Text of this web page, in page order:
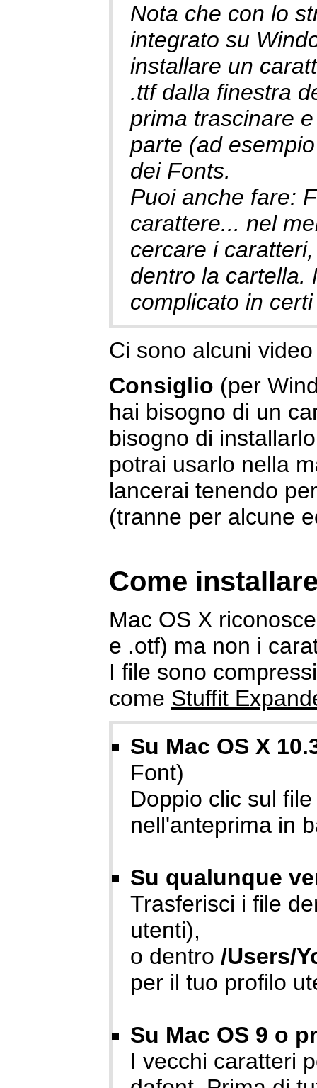
Nota che con lo
integrato su
installare un
.ttf dalla finestra
prima trascinare
parte (ad
dei Fonts.
Puoi anche fare:
carattere... nel
cercare i
dentro la cartella.
complicato in
Ci sono alcuni
Consiglio (per
hai bisogno di un
bisogno di
potrai usarlo nella
lancerai tenendo
(tranne per alcune
Come
Mac OS X
e .otf) ma non i
I file sono
come Stuffit
Su Mac OS X
Font)
Doppio clic sul
nell'anteprima in
Su qualunque
Trasferisci i file
utenti),
o dentro /Users/
per il tuo profilo
Su Mac OS 9 o
I vecchi caratteri